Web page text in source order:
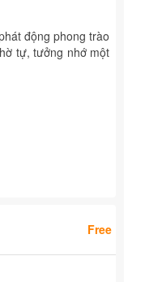
động phong trào
tự, tưởng nhớ một
Free